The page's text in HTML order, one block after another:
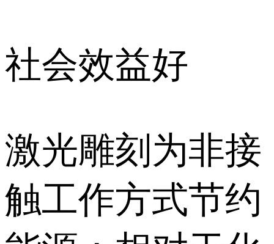
社会效益好
激光雕刻为非接
触工作方式节约